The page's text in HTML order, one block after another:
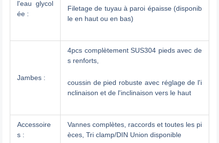
l'eau glycol
ée :
Filetage de tuyau à paroi épaisse (disponib
le en haut ou en bas)
Jambes :
4pcs complètement SUS304 pieds avec de
s renforts,
coussin de pied robuste avec réglage de l'i
nclinaison et de l'inclinaison vers le haut
Accessoire
s :
Vannes complètes, raccords et toutes les pi
èces, Tri clamp/DIN Union disponible